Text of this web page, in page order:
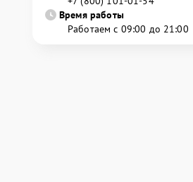
Время работы
Работаем с 09:00 до 21:00